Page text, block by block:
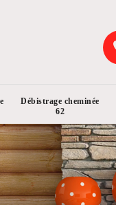
Débistrage cheminée
62